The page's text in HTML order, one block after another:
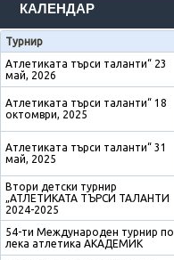
КАЛЕНДАР
Турнир
Атлетиката търси таланти“ 23
май, 2026
Атлетиката търси таланти“ 18
октомври, 2025
Атлетиката търси таланти“ 31
май, 2025
Втори детски турнир
„АТЛЕТИКАТА ТЪРСИ ТАЛАНТИ
2024-2025
54-ти Международен турнир по
лека атлетика АКАДЕМИК